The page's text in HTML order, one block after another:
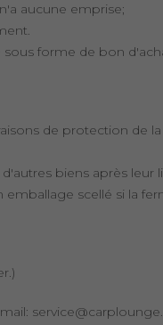
aucune emprise;
forme de bon
de protection de
biens après leur
scellé si la